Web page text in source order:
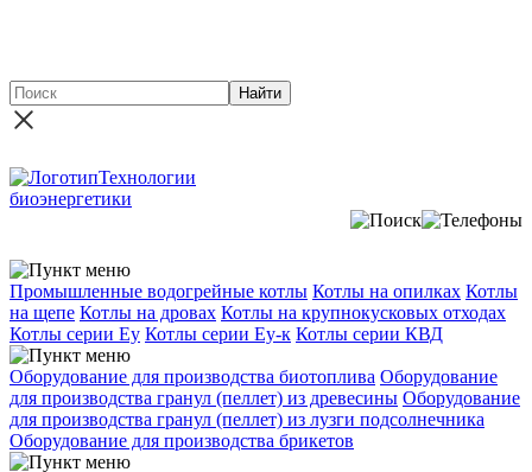
Технологии
биоэнергетики
Промышленные водогрейные котлы Котлы на опилках Котлы
на щепе Котлы на дровах Котлы на крупнокусковых отходах
Котлы серии Еу Котлы серии Еу-к Котлы серии КВД
Оборудование для производства биотоплива Оборудование
для производства гранул (пеллет) из древесины Оборудование
для производства гранул (пеллет) из лузги подсолнечника
Оборудование для производства брикетов